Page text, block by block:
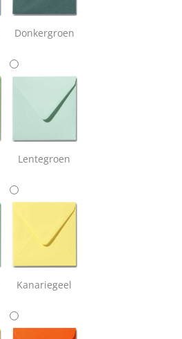
Donkergroen
Lentegroen
Kanariegeel